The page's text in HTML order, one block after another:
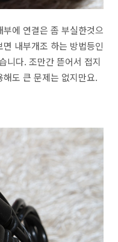
에 연결은 좀 부실한것으
내부개조 하는 방법등인
니다. 조만간 뜯어서 접지
도 큰 문제는 없지만요.